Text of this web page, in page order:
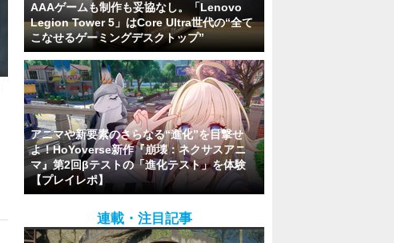
AAAゲームも制作も妥協なし。「Lenovo
Legion Tower 5」はCore Ultra世代の“全て
こなせるゲーミングデスクトップ”
アニマや新要素のさらなる“進化”を目撃せ
よ！HoYoverse新作『崩壊：ネクサスアニ
マ』第2回βテストの「進化テスト」を体験
【プレイレポ】
連載・注目記事